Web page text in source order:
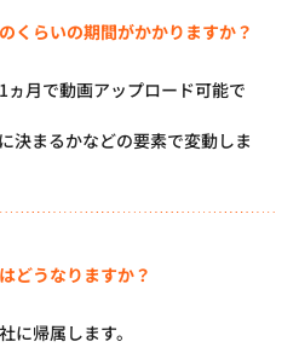
くらいの期間がかかりますか？
月で動画アップロード可能で
決まるかなどの要素で変動しま
どうなりますか？
に帰属します。